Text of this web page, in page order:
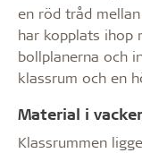
en röd tråd
har kopplats ihop
bollplanerna och
klassrum och en
Material i
Klassrummen